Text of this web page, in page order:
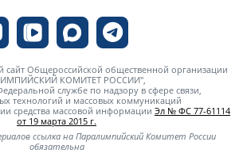
Общероссийской общественной организации
КОМИТЕТ РОССИИ",
службе по надзору в сфере связи,
технологий и массовых коммуникаций
средства массовой информации Эл № ФС 77-61114
от 19 марта 2015 г.
ссылка на Паралимпийский Комитет России
обязательна